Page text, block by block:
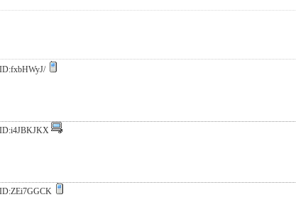
ID:fxbHWyJ/
ID:i4JBKJKX
ID:ZEi7GGCK